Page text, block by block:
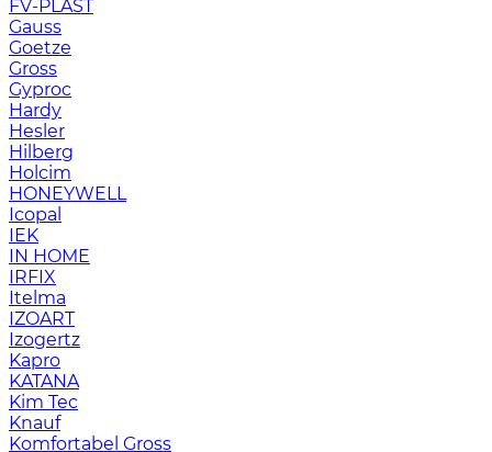
FV-PLAST
Gauss
Goetze
Gross
Gyproc
Hardy
Hesler
Hilberg
Holcim
HONEYWELL
Icopal
IEK
IN HOME
IRFIX
Itelma
IZOART
Izogertz
Kapro
KATANA
Kim Tec
Knauf
Komfortabel Gross